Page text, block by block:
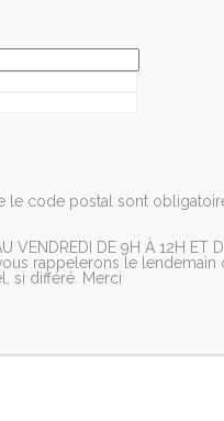
le code postal sont
VENDREDI DE 9H À 12H ET
rappelerons le
si différé. Merci